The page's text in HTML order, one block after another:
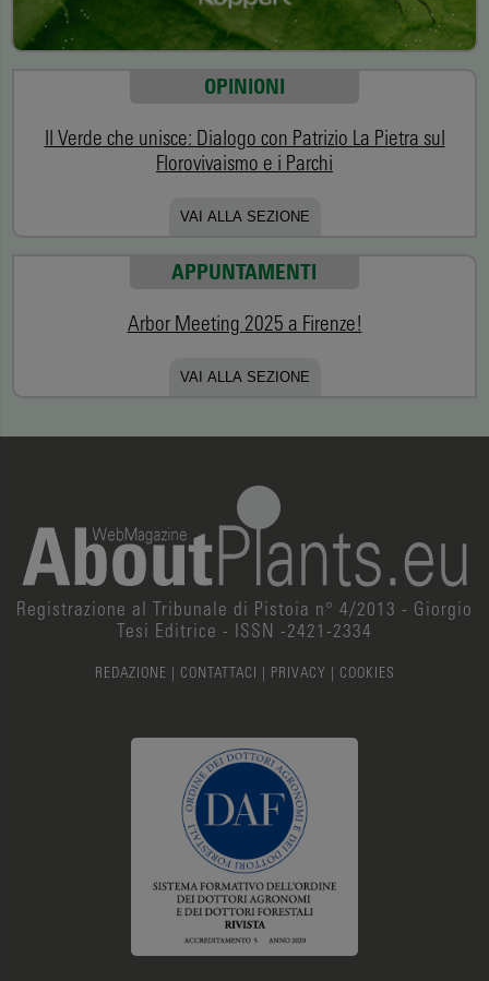
OPINIONI
Il Verde che unisce: Dialogo con Patrizio La Pietra sul
Florovivaismo e i Parchi
VAI ALLA SEZIONE
APPUNTAMENTI
Arbor Meeting 2025 a Firenze!
VAI ALLA SEZIONE
Registrazione al Tribunale di Pistoia n° 4/2013 - Giorgio
Tesi Editrice - ISSN -2421-2334
REDAZIONE | CONTATTACI | PRIVACY | COOKIES